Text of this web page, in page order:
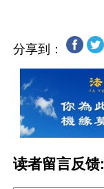
分享到：
读者留言反馈: